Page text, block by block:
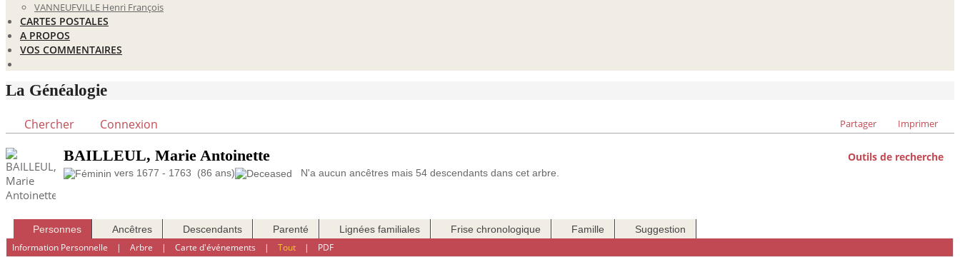
VANNEUFVILLE Henri François
CARTES POSTALES
A PROPOS
VOS COMMENTAIRES
La Généalogie
Chercher Connexion Partager Imprimer
Outils de recherche
BAILLEUL, Marie Antoinette
vers 1677 - 1763 (86 ans) N'a aucun ancêtres mais 54 descendants dans cet arbre.
Personnes Ancêtres Descendants Parenté Lignées familiales Frise chronologique Famille Suggestion
Information Personnelle |Arbre |Carte d'événements |Tout | PDF